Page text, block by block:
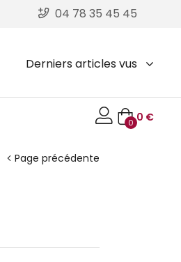
04 78 35 45 45
Derniers articles vus
0 0 €
Page précédente